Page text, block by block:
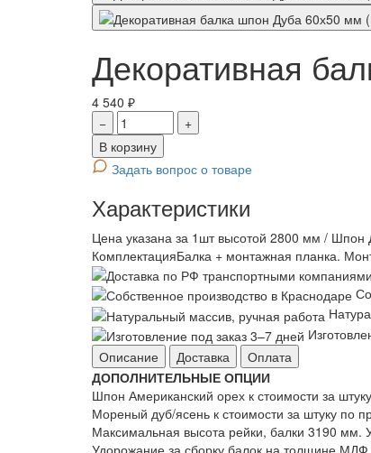
Декоративная
4 540 ₽
−
+
В корзину
Задать вопрос о товаре
Характеристики
Цена указана за 1шт высотой 2800 мм /
КомплектацияБалка + монтажная планка.
Описание
Доставка
Оплата
ДОПОЛНИТЕЛЬНЫЕ ОПЦИИ
Шпон Американский орех к стоимости за
Мореный дуб/ясень к стоимости за штуку по
Максимальная высота рейки, балки 3190 мм.
Удорожание за сборку балок на толщине